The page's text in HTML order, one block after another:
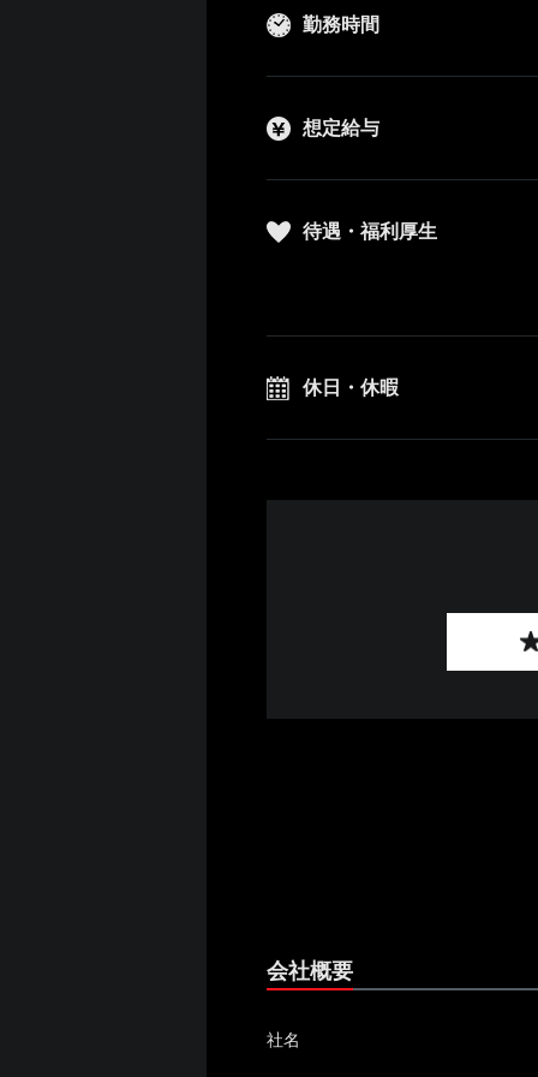
勤務時間
想定給与
待遇・福利厚生
休日・休暇
会社概要
社名